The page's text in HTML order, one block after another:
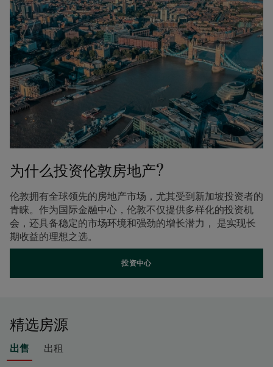
为什么投资伦敦房地产?
伦敦拥有全球领先的房地产市场，尤其受到新加坡投资者的
青睐。作为国际金融中心，伦敦不仅提供多样化的投资机
会，还具备稳定的市场环境和强劲的增长潜力， 是实现长
期收益的理想之选。
投资中心
精选房源
出售 出租